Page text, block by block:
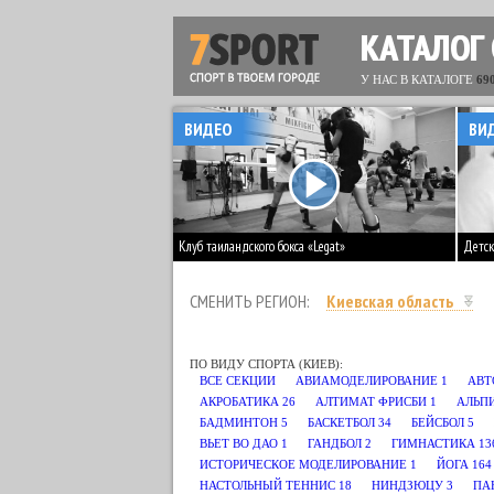
У НАС В КАТАЛОГЕ
Клуб таиландского бокса «Legat»
ВИДЕО
СМЕНИТЬ РЕГИОН: Киевская область
ПО ВИДУ СПОРТА (КИЕВ):
ВСЕ СЕКЦИИ
АВИАМОДЕЛИРОВАНИЕ 1
АКРОБАТИКА 26 АЛТИМАТ ФРИСБИ 1
БАДМИНТОН 5 БАСКЕТБОЛ 34 БЕЙСБОЛ 5
ВЬЕТ ВО ДАО 1 ГАНДБОЛ 2 ГИМНАСТИКА
ИСТОРИЧЕСКОЕ МОДЕЛИРОВАНИЕ 1 ЙОГА 164
НАСТОЛЬНЫЙ ТЕННИС 18 НИНДЗЮЦУ 3